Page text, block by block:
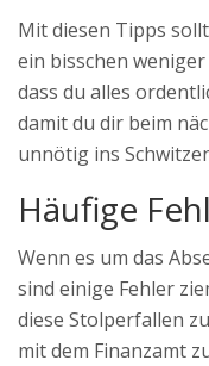
Mit diesen Tipps
ein bisschen
dass du alles
damit du dir beim
unnötig ins
Häufige
Wenn es um das
sind einige Fehler
diese Stolperfallen
mit dem Finanzamt